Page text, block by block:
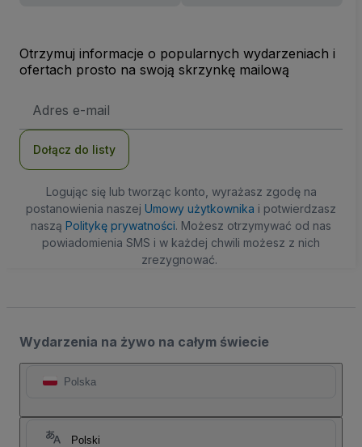
Otrzymuj informacje o popularnych wydarzeniach i
ofertach prosto na swoją skrzynkę mailową
e-
Dołącz do listy
Logując się lub tworząc konto, wyrażasz zgodę na
postanowienia naszej Umowy użytkownika i potwierdzasz
naszą Politykę prywatności. Możesz otrzymywać od nas
powiadomienia SMS i w każdej chwili możesz z nich
zrezygnować.
Wydarzenia na żywo na całym świecie
Polska
Polski